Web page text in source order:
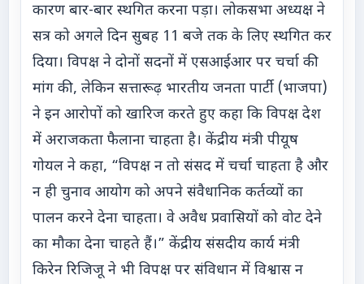
कारण बार-बार स्थगित करना पड़ा। लोकसभा अध्यक्ष ने
सत्र को अगले दिन सुबह 11 बजे तक के लिए स्थगित कर
दिया। विपक्ष ने दोनों सदनों में एसआईआर पर चर्चा की
मांग की, लेकिन सत्तारूढ़ भारतीय जनता पार्टी (भाजपा)
ने इन आरोपों को खारिज करते हुए कहा कि विपक्ष देश
में अराजकता फैलाना चाहता है। केंद्रीय मंत्री पीयूष
गोयल ने कहा, “विपक्ष न तो संसद में चर्चा चाहता है और
न ही चुनाव आयोग को अपने संवैधानिक कर्तव्यों का
पालन करने देना चाहता। वे अवैध प्रवासियों को वोट देने
का मौका देना चाहते हैं।” केंद्रीय संसदीय कार्य मंत्री
किरेन रिजिजू ने भी विपक्ष पर संविधान में विश्वास न